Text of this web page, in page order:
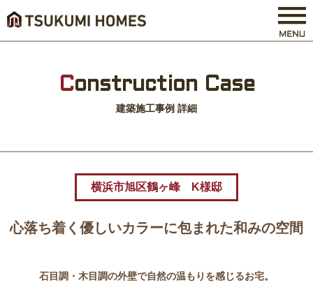
Construction Case
建築施工事例 詳細
横浜市旭区鶴ヶ峰 K様邸
心落ち着く優しいカラーに包まれた和みの空間
石目調・木目調の外壁で自然の温もりを感じるお宅。